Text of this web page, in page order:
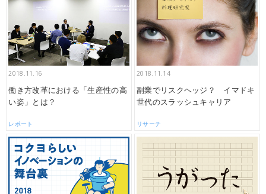
2018.11.16
働き方改革における「生産性の高
い姿」とは？
レポート
2018.11.14
副業でリスクヘッジ？ イマドキ
世代のスラッシュキャリア
リサーチ